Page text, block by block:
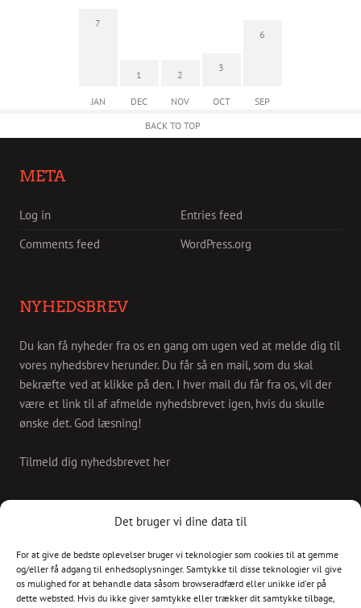
Det bruger vi dine data til
For at give de bedste oplevelser bruger vi teknologier som cookies til at gemme
og/eller få adgang til enhedsoplysninger. Samtykke til disse teknologier vil give
os mulighed for at behandle data såsom browseradfærd eller unikke id'er på
dette websted. Hvis du ikke giver samtykke eller trækker dit samtykke tilbage,
7
JAN
1
DEC
2
NOV
3
OCT
6
SEP
BACK TO TOP
META
Log in
Entries feed
Comments feed
WordPress.org
NYHEDSBREV
Du kan få nyheder fra os en gang om ugen ved at melde dig til
vores nyhedsbrev herunder. Du får så en mail, som du skal
bekræfte ved at klikke på den. I hver mail du får fra os, vil der
være et link til af afmelde nyhedsbrevet igen, hvis du skulle
ønske det. God læsning!
Tilmeld dig nyhedsbrevet her
Skriv til os på
info@christianshavnskvarter.dk